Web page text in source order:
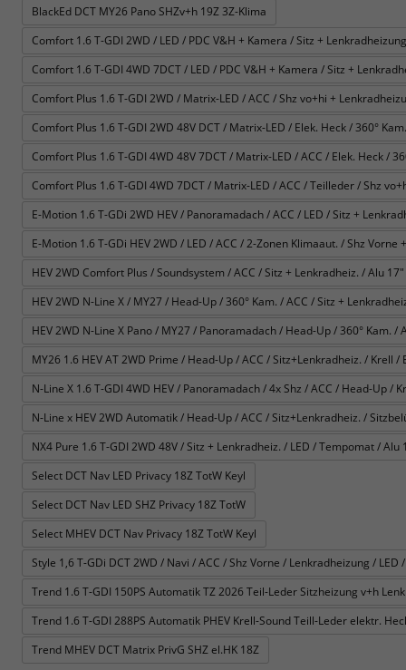
BlackEd DCT MY26 Pano SHZv+h 19Z 3Z-Klima
Comfort 1.6 T-GDI 2WD / LED / PDC V&H + Kamera / Sitz +
Comfort 1.6 T-GDI 4WD 7DCT / LED / PDC V&H + Kamera / Sitz +
Comfort Plus 1.6 T-GDI 2WD / Matrix-LED / ACC / Shz vo+hi +
Comfort Plus 1.6 T-GDI 2WD 48V DCT / Matrix-LED / Elek. Heck / 360°
Comfort Plus 1.6 T-GDI 4WD 48V 7DCT / Matrix-LED / ACC / Elek. Heck /
Comfort Plus 1.6 T-GDI 4WD 7DCT / Matrix-LED / ACC / Teilleder / Shz
E-Motion 1.6 T-GDi 2WD HEV / Panoramadach / ACC / LED / Sitz +
E-Motion 1.6 T-GDi HEV 2WD / LED / ACC / 2-Zonen Klimaaut. / Shz Vorne
HEV 2WD Comfort Plus / Soundsystem / ACC / Sitz + Lenkradheiz. / Alu
HEV 2WD N-Line X / MY27 / Head-Up / 360° Kam. / ACC / Sitz +
HEV 2WD N-Line X Pano / MY27 / Panoramadach / Head-Up / 360° Kam.
MY26 1.6 HEV AT 2WD Prime / Head-Up / ACC / Sitz+Lenkradheiz. / Krell
N-Line X 1.6 T-GDI 4WD HEV / Panoramadach / 4x Shz / ACC / Head-Up
N-Line x HEV 2WD Automatik / Head-Up / ACC / Sitz+Lenkradheiz. /
NX4 Pure 1.6 T-GDI 2WD 48V / Sitz + Lenkradheiz. / LED / Tempomat / Alu
Select DCT Nav LED Privacy 18Z TotW Keyl
Select DCT Nav LED SHZ Privacy 18Z TotW
Select MHEV DCT Nav Privacy 18Z TotW Keyl
Style 1,6 T-GDi DCT 2WD / Navi / ACC / Shz Vorne / Lenkradheizung / LED
Trend 1.6 T-GDI 150PS Automatik TZ 2026 Teil-Leder Sitzheizung v+h
Trend 1.6 T-GDI 288PS Automatik PHEV Krell-Sound Teill-Leder elektr.
Trend MHEV DCT Matrix PrivG SHZ el.HK 18Z